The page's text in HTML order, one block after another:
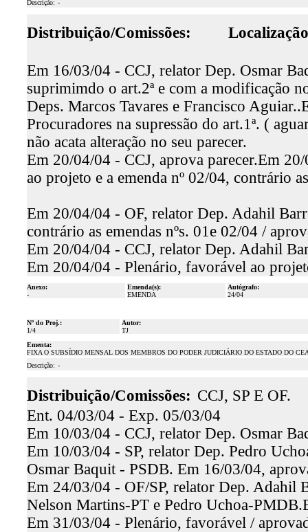
Descrição: -
Distribuição/Comissões:
Em 16/03/04 - CCJ, relator Dep. Osmar
suprimimdo o art.2ª e com a modificação
Deps. Marcos Tavares e Francisco
Procuradores na supressão do art.1ª. (
não acata alteração no seu parecer.
Em 20/04/04 - CCJ, aprova parecer.Em
ao projeto e a emenda nº 02/04, contrário
Em 20/04/04 - OF, relator Dep. Adahil
contrário as emendas nºs. 01e 02/04 /
Em 20/04/04 - CCJ, relator Dep. Adahil
Em 20/04/04 - Plenário, favorável ao
Anexo:
-
Emenda(s):
EMENDA
Autógrafo:
24/04
Nº do Proj.:
1/4
Autor:
TJ
Ementa:
FIXA O SUBSÍDIO MENSAL DOS MEMBROS DO PODER JUDICIÁRIO DO ESTADO DO
Descrição: -
Distribuição/Comissões: CCJ, SP E OF.
Ent. 04/03/04 - Exp. 05/03/04
Em 10/03/04 - CCJ, relator Dep. Osmar
Em 10/03/04 - SP, relator Dep. Pedro
Osmar Baquit - PSDB. Em 16/03/04,
Em 24/03/04 - OF/SP, relator Dep. Adahil
Nelson Martins-PT e Pedro Uchoa-
Em 31/03/04 - Plenário, favorável /